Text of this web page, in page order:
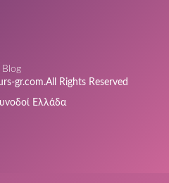
Blog
gr.com.All Rights Reserved
Ελλάδα